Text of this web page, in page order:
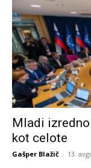
Mladi
kot celote
Gašper Blažič - 13.